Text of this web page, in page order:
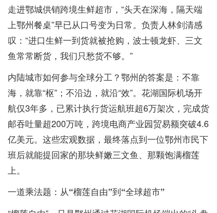
走进鄂城供销跨境生鲜超市，“头天在深海，隔天端
上鄂州餐桌”早已从口号变为日常。负责人林剑清感
叹：“进口生鲜一到货就被抢购，波士顿龙虾、三文
鱼常常断货，我们只愁货不够。”
内陆城市如何参与全球分工？鄂州的答案是：不靠
海，就靠“枢”；不沿边，就沿“效”。花湖国际机场开
航仅3年多，已累计执行货运航班超6万架次，完成货
邮吞吐量超200万吨，跨境电商产业园贸易额突破4.6
亿美元。这些宏观数据，最终落点到一位鄂州市民下
班后就能提回家的那块鲜嫩三文鱼、那颗饱满榴莲
上。
一道乘法题：从“榴莲自由”到“全球超市”